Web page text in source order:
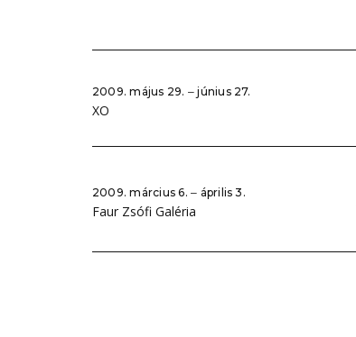
2009. május 29. ‒ június 27.
XO
2009. március 6. ‒ április 3.
Faur Zsófi Galéria